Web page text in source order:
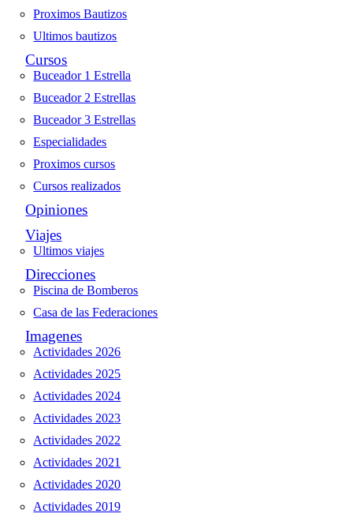
Proximos Bautizos
Ultimos bautizos
Cursos
Buceador 1 Estrella
Buceador 2 Estrellas
Buceador 3 Estrellas
Especialidades
Proximos cursos
Cursos realizados
Opiniones
Viajes
Ultimos viajes
Direcciones
Piscina de Bomberos
Casa de las Federaciones
Imagenes
Actividades 2026
Actividades 2025
Actividades 2024
Actividades 2023
Actividades 2022
Actividades 2021
Actividades 2020
Actividades 2019